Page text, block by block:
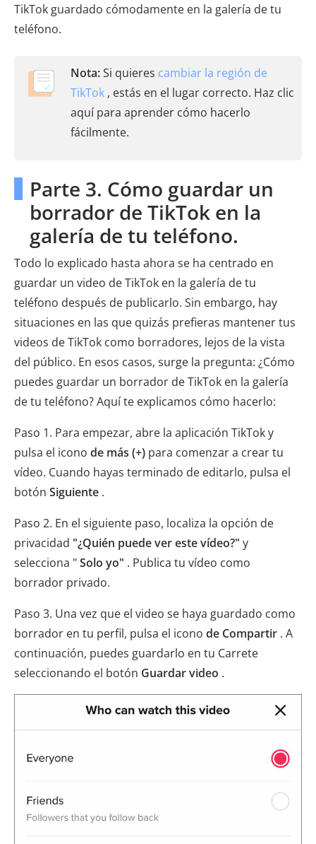
TikTok guardado cómodamente en la galería de tu
teléfono.
Nota:Si quieres cambiar la región de
TikTok , estás en el lugar correcto. Haz clic
aquí para aprender cómo hacerlo
fácilmente.
Parte 3. Cómo guardar un
borrador de TikTok en la
galería de tu teléfono.
Todo lo explicado hasta ahora se ha centrado en
guardar un video de TikTok en la galería de tu
teléfono después de publicarlo. Sin embargo, hay
situaciones en las que quizás prefieras mantener tus
videos de TikTok como borradores, lejos de la vista
del público. En esos casos, surge la pregunta: ¿Cómo
puedes guardar un borrador de TikTok en la galería
de tu teléfono? Aquí te explicamos cómo hacerlo:
Paso 1. Para empezar, abre la aplicación TikTok y
pulsa el icono de más (+) para comenzar a crear tu
vídeo. Cuando hayas terminado de editarlo, pulsa el
botón Siguiente .
Paso 2. En el siguiente paso, localiza la opción de
privacidad "¿Quién puede ver este vídeo?" y
selecciona "Solo yo" . Publica tu vídeo como
borrador privado.
Paso 3. Una vez que el video se haya guardado como
borrador en tu perfil, pulsa el icono de Compartir . A
continuación, puedes guardarlo en tu Carrete
seleccionando el botón Guardar video .